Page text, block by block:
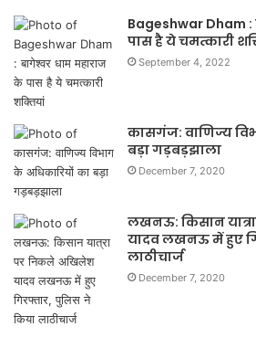
Bageshwar Dham :
पास है ये चमत्कारी
September 4, 2022
कासगंज: वाणिज्य
बड़ा गड़बड़झाला
December 7, 2020
लखनऊ: किसान
यादव लखनऊ में हुए
लाठीचार्ज
December 7, 2020